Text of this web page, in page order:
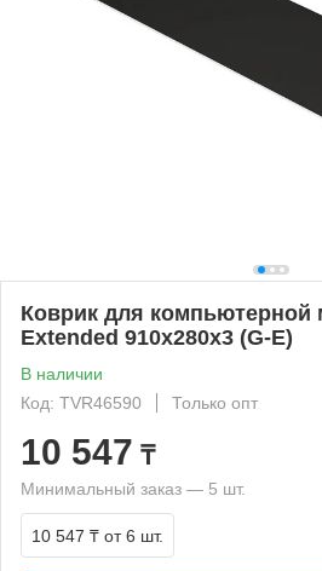
Коврик для
Extended 910x280x3 (G-E)
В наличии
Код: TVR46590
Только опт
10 547 ₸
Минимальный заказ — 5 шт.
10 547 ₸ от 6 шт.